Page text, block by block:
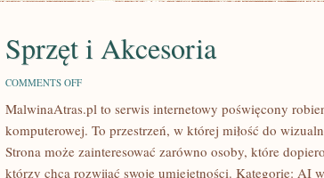
Sprzęt i Akcesoria
COMMENTS OFFON
I
MalwinaAtras.pl to serwis internetowy poświęcony
komputerowej. To przestrzeń, w której miłość do
Strona może zainteresować zarówno osoby, które
którzy chcą rozwijać swoje umiejętności. Kategorie: AI